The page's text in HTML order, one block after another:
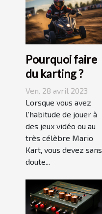
Pourquoi faire
du karting ?
Ven. 28 avril 2023
Lorsque vous avez
l’habitude de jouer à
des jeux vidéo ou au
très célèbre Mario
Kart, vous devez sans
doute...